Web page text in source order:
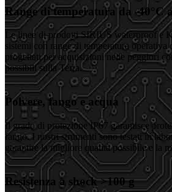
Range di temperatura da -40°C
Le linee di prodotti SIRIUS waterproof e
sistemi con range di temperatura operativa
progettati per acquisizioni nelle peggiori
possibili sulla Terra.
Polvere, fango e acqua
Il grado di protezione IP67 garantisce
fango. I nostri strumenti sono testati in
garantire la migliore qualità possibile e la
Resistenza a shock >100 g